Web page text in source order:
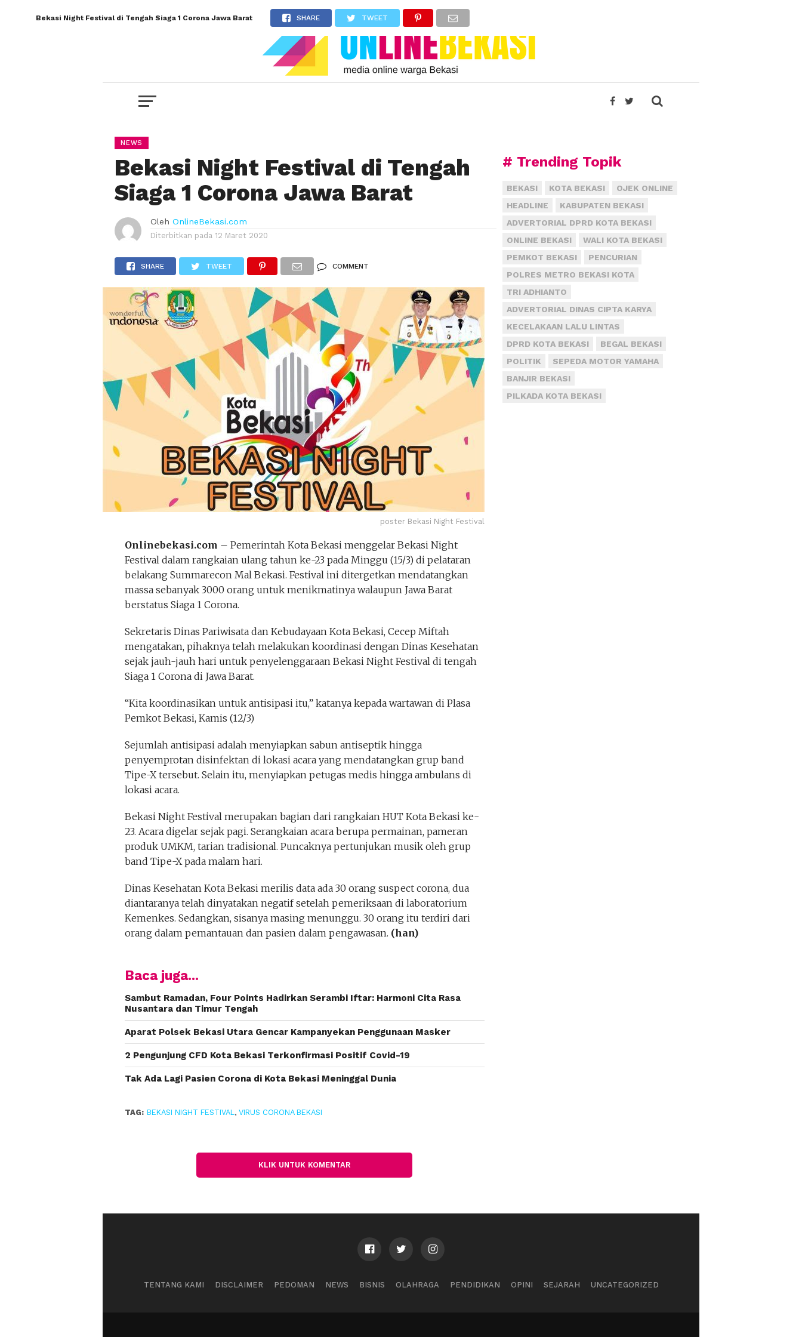
Bekasi Night Festival di Tengah Siaga 1 Corona Jawa Barat SHARE TWEET
NEWS
Bekasi Night Festival di Tengah
Siaga 1 Corona Jawa Barat
Oleh OnlineBekasi.com
Diterbitkan pada 12 Maret 2020
SHARE TWEET COMMENT
poster Bekasi Night Festival
Onlinebekasi.com – Pemerintah Kota Bekasi menggelar Bekasi Night
Festival dalam rangkaian ulang tahun ke-23 pada Minggu (15/3) di pelataran
belakang Summarecon Mal Bekasi. Festival ini ditergetkan mendatangkan
massa sebanyak 3000 orang untuk menikmatinya walaupun Jawa Barat
berstatus Siaga 1 Corona.
Sekretaris Dinas Pariwisata dan Kebudayaan Kota Bekasi, Cecep Miftah
mengatakan, pihaknya telah melakukan koordinasi dengan Dinas Kesehatan
sejak jauh-jauh hari untuk penyelenggaraan Bekasi Night Festival di tengah
Siaga 1 Corona di Jawa Barat.
“Kita koordinasikan untuk antisipasi itu,” katanya kepada wartawan di Plasa
Pemkot Bekasi, Kamis (12/3)
Sejumlah antisipasi adalah menyiapkan sabun antiseptik hingga
penyemprotan disinfektan di lokasi acara yang mendatangkan grup band
Tipe-X tersebut. Selain itu, menyiapkan petugas medis hingga ambulans di
lokasi acara.
Bekasi Night Festival merupakan bagian dari rangkaian HUT Kota Bekasi ke-
23. Acara digelar sejak pagi. Serangkaian acara berupa permainan, pameran
produk UMKM, tarian tradisional. Puncaknya pertunjukan musik oleh grup
band Tipe-X pada malam hari.
Dinas Kesehatan Kota Bekasi merilis data ada 30 orang suspect corona, dua
diantaranya telah dinyatakan negatif setelah pemeriksaan di laboratorium
Kemenkes. Sedangkan, sisanya masing menunggu. 30 orang itu terdiri dari
orang dalam pemantauan dan pasien dalam pengawasan. (han)
Baca juga...
Sambut Ramadan, Four Points Hadirkan Serambi Iftar: Harmoni Cita Rasa
Nusantara dan Timur Tengah
Aparat Polsek Bekasi Utara Gencar Kampanyekan Penggunaan Masker
2 Pengunjung CFD Kota Bekasi Terkonfirmasi Positif Covid-19
Tak Ada Lagi Pasien Corona di Kota Bekasi Meninggal Dunia
TAG: BEKASI NIGHT FESTIVAL, VIRUS CORONA BEKASI
KLIK UNTUK KOMENTAR
# Trending Topik
BEKASI KOTA BEKASI
OJEK ONLINE
HEADLINE
KABUPATEN BEKASI
ADVERTORIAL DPRD KOTA BEKASI
ONLINE BEKASI
WALI KOTA BEKASI
PEMKOT BEKASI
PENCURIAN
POLRES METRO BEKASI KOTA
TRI ADHIANTO
ADVERTORIAL DINAS CIPTA KARYA
KECELAKAAN LALU LINTAS
DPRD KOTA BEKASI
BEGAL BEKASI
POLITIK
SEPEDA MOTOR YAMAHA
BANJIR BEKASI
PILKADA KOTA BEKASI
TENTANG KAMI DISCLAIMER PEDOMAN NEWS BISNIS OLAHRAGA PENDIDIKAN OPINI SEJARAH UNCATEGORIZED